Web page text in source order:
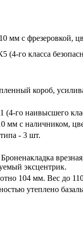
мм с фрезеровкой,
го класса
короб,
го наивысшего
мм с наличником,
- 3 шт.
эксцентрик.
104 мм. Вес до
утеплено